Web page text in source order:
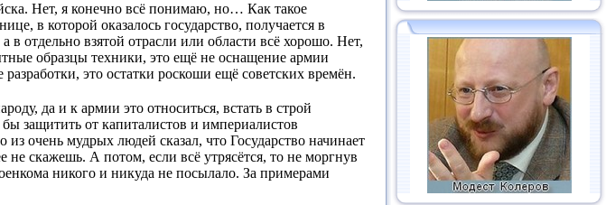
Нет, я конечно всё понимаю, но… Как такое
в которой оказалось государство, получается в
в отдельно взятой отрасли или области всё хорошо. Нет,
образцы техники, это ещё не оснащение армии
это остатки роскоши ещё советских времён.
да и к армии это относиться, встать в строй
защитить от капиталистов и империалистов
очень мудрых людей сказал, что Государство начинает
не скажешь. А потом, если всё утрясётся, то не моргнув
никого и никуда не посылало. За примерами